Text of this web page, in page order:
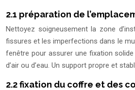
2.1 préparation de
Nettoyez soigneusement la zone
fissures et les imperfections dans le
fenêtre pour assurer une fixation
d’air ou d’eau. Un support propre et
2.2 fixation du coffre et des